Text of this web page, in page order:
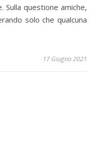
questione amiche,
solo che qualcuna
17 Giugno 2021